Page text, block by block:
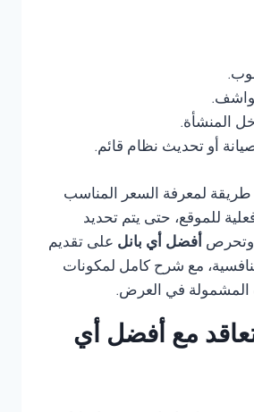
المنشأة.
أو تحديث نظام قائم.
لمعرفة السعر المناسب
للموقع، حتى يتم تحديد
وتحرص أفضل أي بانل على تقديم
مع شرح كامل لمكونات
المشمولة في العرض.
مع أفضل أي